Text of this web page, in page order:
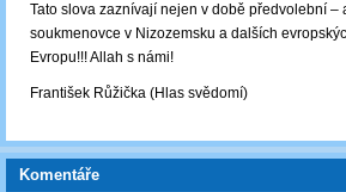
Tato slova zaznívají nejen v době předvolební
soukmenovce v Nizozemsku a dalších
Evropu!!! Allah s námi!
František Růžička (Hlas svědomí)
Komentáře